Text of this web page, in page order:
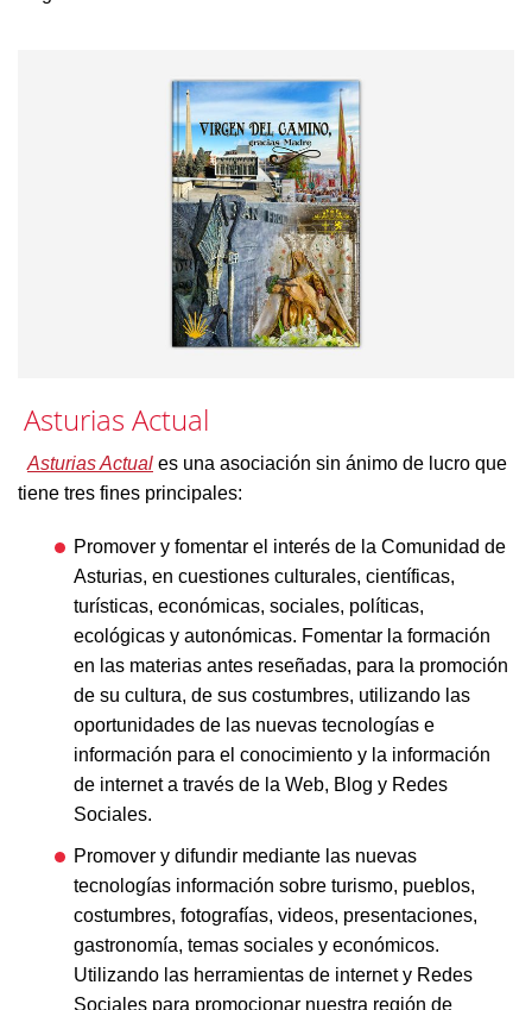
Asturias Actual
Asturias Actual es una asociación sin ánimo de lucro que
tiene tres fines principales:
Promover y fomentar el interés de la Comunidad de
Asturias, en cuestiones culturales, científicas,
turísticas, económicas, sociales, políticas,
ecológicas y autonómicas. Fomentar la formación
en las materias antes reseñadas, para la promoción
de su cultura, de sus costumbres, utilizando las
oportunidades de las nuevas tecnologías e
información para el conocimiento y la información
de internet a través de la Web, Blog y Redes
Sociales.
Promover y difundir mediante las nuevas
tecnologías información sobre turismo, pueblos,
costumbres, fotografías, videos, presentaciones,
gastronomía, temas sociales y económicos.
Utilizando las herramientas de internet y Redes
Sociales para promocionar nuestra región de